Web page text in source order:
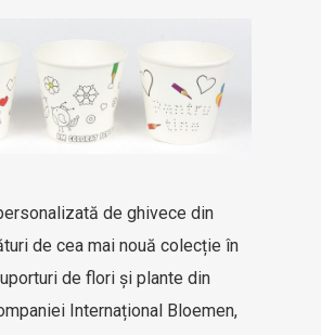
de ghivece din
de cea mai nouă colecție în
de flori și plante din
Internațional Bloemen,